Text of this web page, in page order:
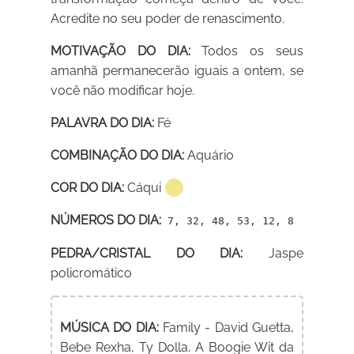
Acredite no seu poder de renascimento.
MOTIVAÇÃO DO DIA:Todos os seus
amanhã permanecerão iguais a ontem, se
você não modificar hoje.
PALAVRA DO DIA: Fé
COMBINAÇÃO DO DIA: Aquário
COR DO DIA: Cáqui
NÚMEROS DO DIA: 7, 32, 48, 53, 12, 8
PEDRA/CRISTAL DO DIA: Jaspe
policromático
MÚSICA DO DIA:Family - David Guetta,
Bebe Rexha, Ty Dolla, A Boogie Wit da